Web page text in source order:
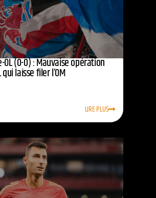
OL (0-0) : Mauvaise opération
qui laisse filer l’OM
LIRE PLUS